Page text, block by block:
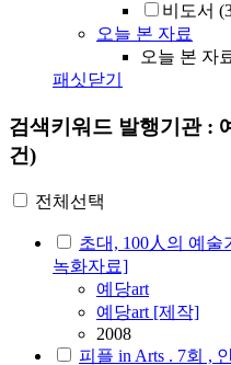
비도서
오늘 본 자료
오늘 본 자
패싯닫기
검색키워드 발행기관 :
건)
전체선택
초대, 100人의 예술
녹화자료]
예당art
예당art [제작]
2008
피플 in Arts . 7회 ,